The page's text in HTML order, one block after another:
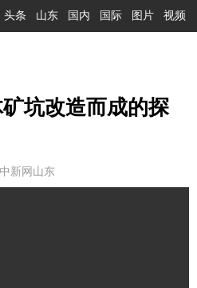
头条 山东 国内 国际 图片 视频
坑改造而成的探
新网山东